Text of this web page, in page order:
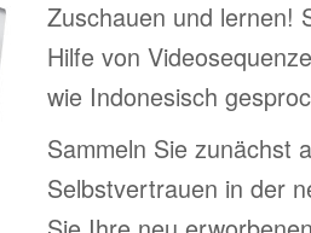
Zuschauen und lernen!
Hilfe von
wie Indonesisch
Sammeln Sie zunächst
Selbstvertrauen in der